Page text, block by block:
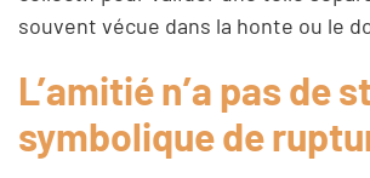
souvent vécue dans la honte ou le
L’amitié n’a pas de
symbolique de